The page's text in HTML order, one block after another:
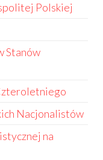
Polskiej
Stanów
Nacjonalistów
na